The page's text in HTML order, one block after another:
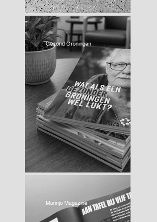
Gezond Groningen
Marinjo Magazine